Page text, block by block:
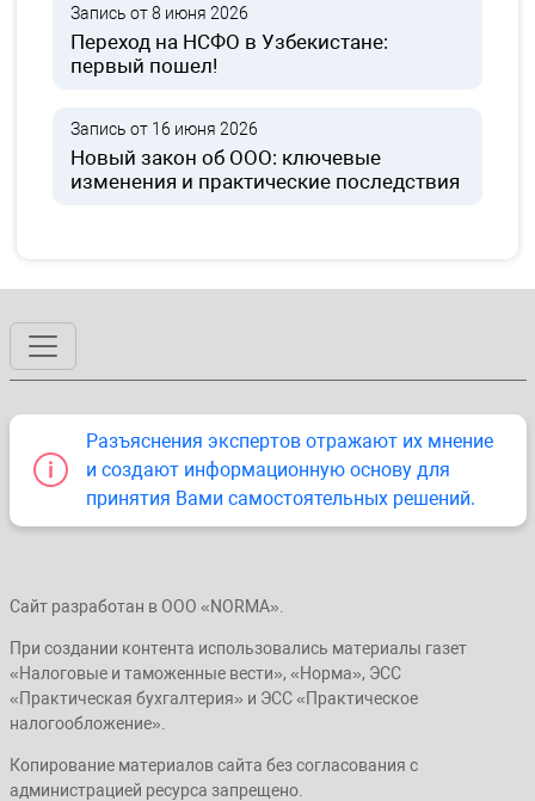
Запись от 8 июня 2026
Переход на НСФО в Узбекистане:
первый пошел!
Запись от 16 июня 2026
Новый закон об ООО: ключевые
изменения и практические последствия
Разъяснения экспертов отражают их мнение
и создают информационную основу для
принятия Вами самостоятельных решений.
Сайт разработан в ООО «NORMA».
При создании контента использовались материалы газет
«Налоговые и таможенные вести», «Норма», ЭСС
«Практическая бухгалтерия» и ЭСС «Практическое
налогообложение».
Копирование материалов сайта без согласования с
администрацией ресурса запрещено.